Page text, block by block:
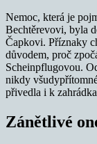
Nemoc, která je
Bechtěrevovi, byla
Čapkovi. Příznaky
důvodem, proč
Scheinpflugovou.
nikdy
přivedla i k
Zánětlivé